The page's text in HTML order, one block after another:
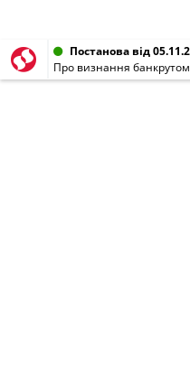
Постанова від
Про визнання банкрутом